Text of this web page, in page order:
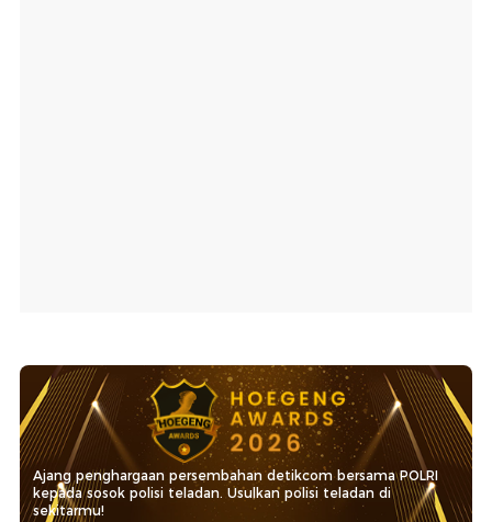
Ajang penghargaan persembahan detikcom bersama POLRI
kepada sosok polisi teladan. Usulkan polisi teladan di
sekitarmu!